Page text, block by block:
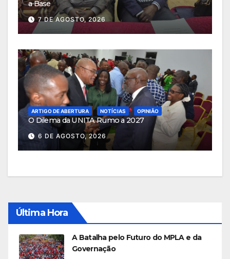
a Base
7 DE AGOSTO, 2026
ARTIGO DE ABERTURA NOTÍCIAS OPINIÃO
O Dilema da UNITA Rumo a 2027
6 DE AGOSTO, 2026
Última Hora
A Batalha pelo Futuro do MPLA e da
Governação